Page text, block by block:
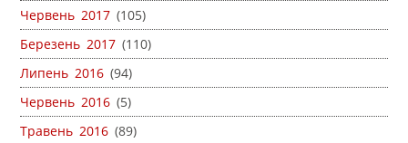
Червень 2017 (105)
Березень 2017 (110)
Липень 2016 (94)
Червень 2016 (5)
Травень 2016 (89)